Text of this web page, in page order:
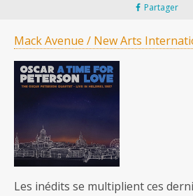
Partager
Mack Avenue / New Arts
Les inédits se multiplient ces